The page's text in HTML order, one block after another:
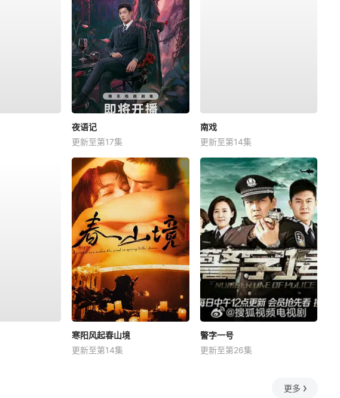
夜语记
更新至第17集
南戏
更新至第14集
寒阳风起春山境
更新至第14集
警字一号
更新至第26集
更多